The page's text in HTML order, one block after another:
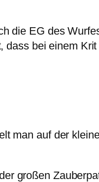
die EG des
dass bei einem
man auf der
großen